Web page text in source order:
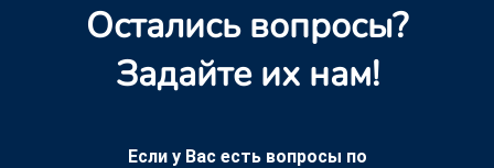
Остались вопросы?
Задайте их нам!
Если у Вас есть вопросы по